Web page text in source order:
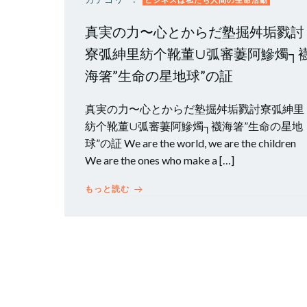
真実の力〜心とからだ塾掘舛垢戮討
寮弧紳里紡个靴董∪弧審萋阿鰺燭┐
海箸”生命の星地球”の証
真実の力〜心とからだ塾掘舛垢戮討寮弧紳里
紡个靴董∪弧審萋阿鰺燭┐襪海箸”生命の星地
球”の証 We are the world, we are the children
We are the ones who make a […]
もっと読む